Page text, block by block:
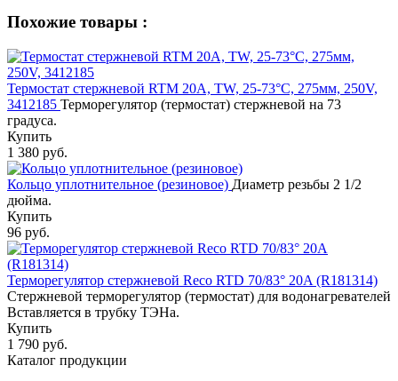
Похожие товары :
Термостат стержневой RTM 20A, TW, 25-73°С, 275мм, 250V,
3412185 Терморегулятор (термостат) стержневой на 73
градуса.
Купить
1 380 руб.
Кольцо уплотнительное (резиновое) Диаметр резьбы 2 1/2
дюйма.
Купить
96 руб.
Терморегулятор стержневой Reco RTD 70/83° 20A (R181314)
Стержневой терморегулятор (термостат) для водонагревателей
Вставляется в трубку ТЭНа.
Купить
1 790 руб.
Каталог продукции